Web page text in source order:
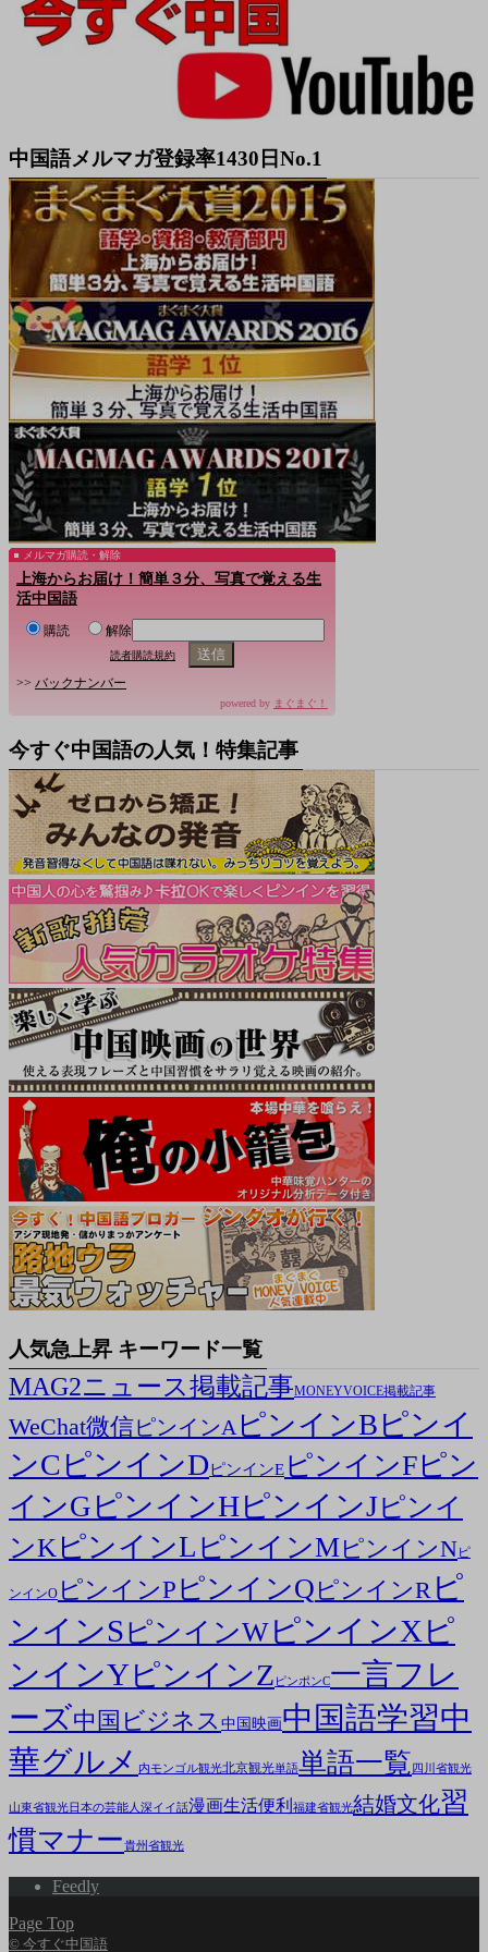
中国語メルマガ登録率1430日No.1
メルマガ購読・解除
上海からお届け！簡単３分、写真で覚える生
活中国語
購読 解除
読者購読規約
>> バックナンバー
powered by まぐまぐ！
今すぐ中国語の人気！特集記事
人気急上昇 キーワード一覧
MAG2ニュース掲載記事MONEYVOICE掲載記事
WeChat微信ピンインA ピンインB ピンイ
ンC ピンインDピンインE ピンインFピン
インG ピンインHピンインJピンイ
ンK ピンインL ピンインMピンインNピ
ンインO ピンインP ピンインQ ピンインR ピ
ンインSピンインWピンインXピ
ンインYピンインZ ピンポンC一言フレ
ーズ中国ビジネス 中国映画中国語学習中
華グルメ
内モンゴル観光北京観光単語単語一覧 四川省観光
山東省観光日本の芸能人 深イイ話漫画生活便利 福建省観光結婚文化習
慣マナー貴州省観光
Feedly
Page Top
© 今すぐ中国語